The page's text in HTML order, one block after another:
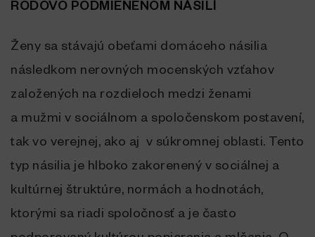
RODOVO PODMIENENOM NÁSILÍ
Ženy sa stávajú obeťami domáceho násilia
následkom nerovných mocenských vzťahov
založených na rozdieloch medzi ženami
a mužmi v sociálnom a spoločenskom postavení,
tak vo verejnej, ako aj v súkromnej oblasti. Tento
typ násilia je hlboko zakorenený v sociálnej a
kultúrnej štruktúre, normách a hodnotách,
ktorými sa riadi spoločnosť a je často